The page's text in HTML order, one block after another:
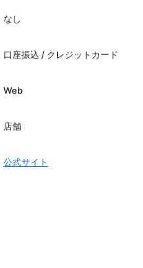
なし
口座振込 / クレジットカード
Web
店舗
公式サイト